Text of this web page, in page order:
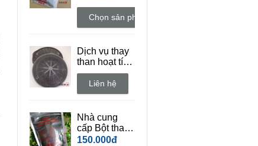
tặng thêm 2
túi)
Chọn sản phẩm
Dịch vụ thay
than hoạt tính
vỉ lọc máy hút
mùi bếp
Liên hệ
Nhà cung
cấp Bột than
hoạt tính mỹ
150.000đ